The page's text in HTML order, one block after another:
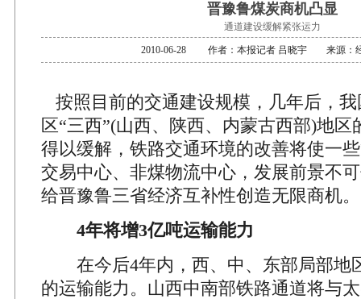
晋豫鲁煤炭商机凸显
通道建设缓解紧张运力
2010-06-28 作者：本报记者 吕晓宇 来源：
按照目前的交通建设规模，几年后，
区“三西”(山西、陕西、内蒙古西部)地区
得以缓解，铁路交通环境的改善将使一
交易中心、非煤物流中心，发展前景不
给晋豫鲁三省经济互补性创造无限商机。
4年将增3亿吨运输能力
在今后4年内，西、中、东部局部地
的运输能力。山西中南部铁路通道将与